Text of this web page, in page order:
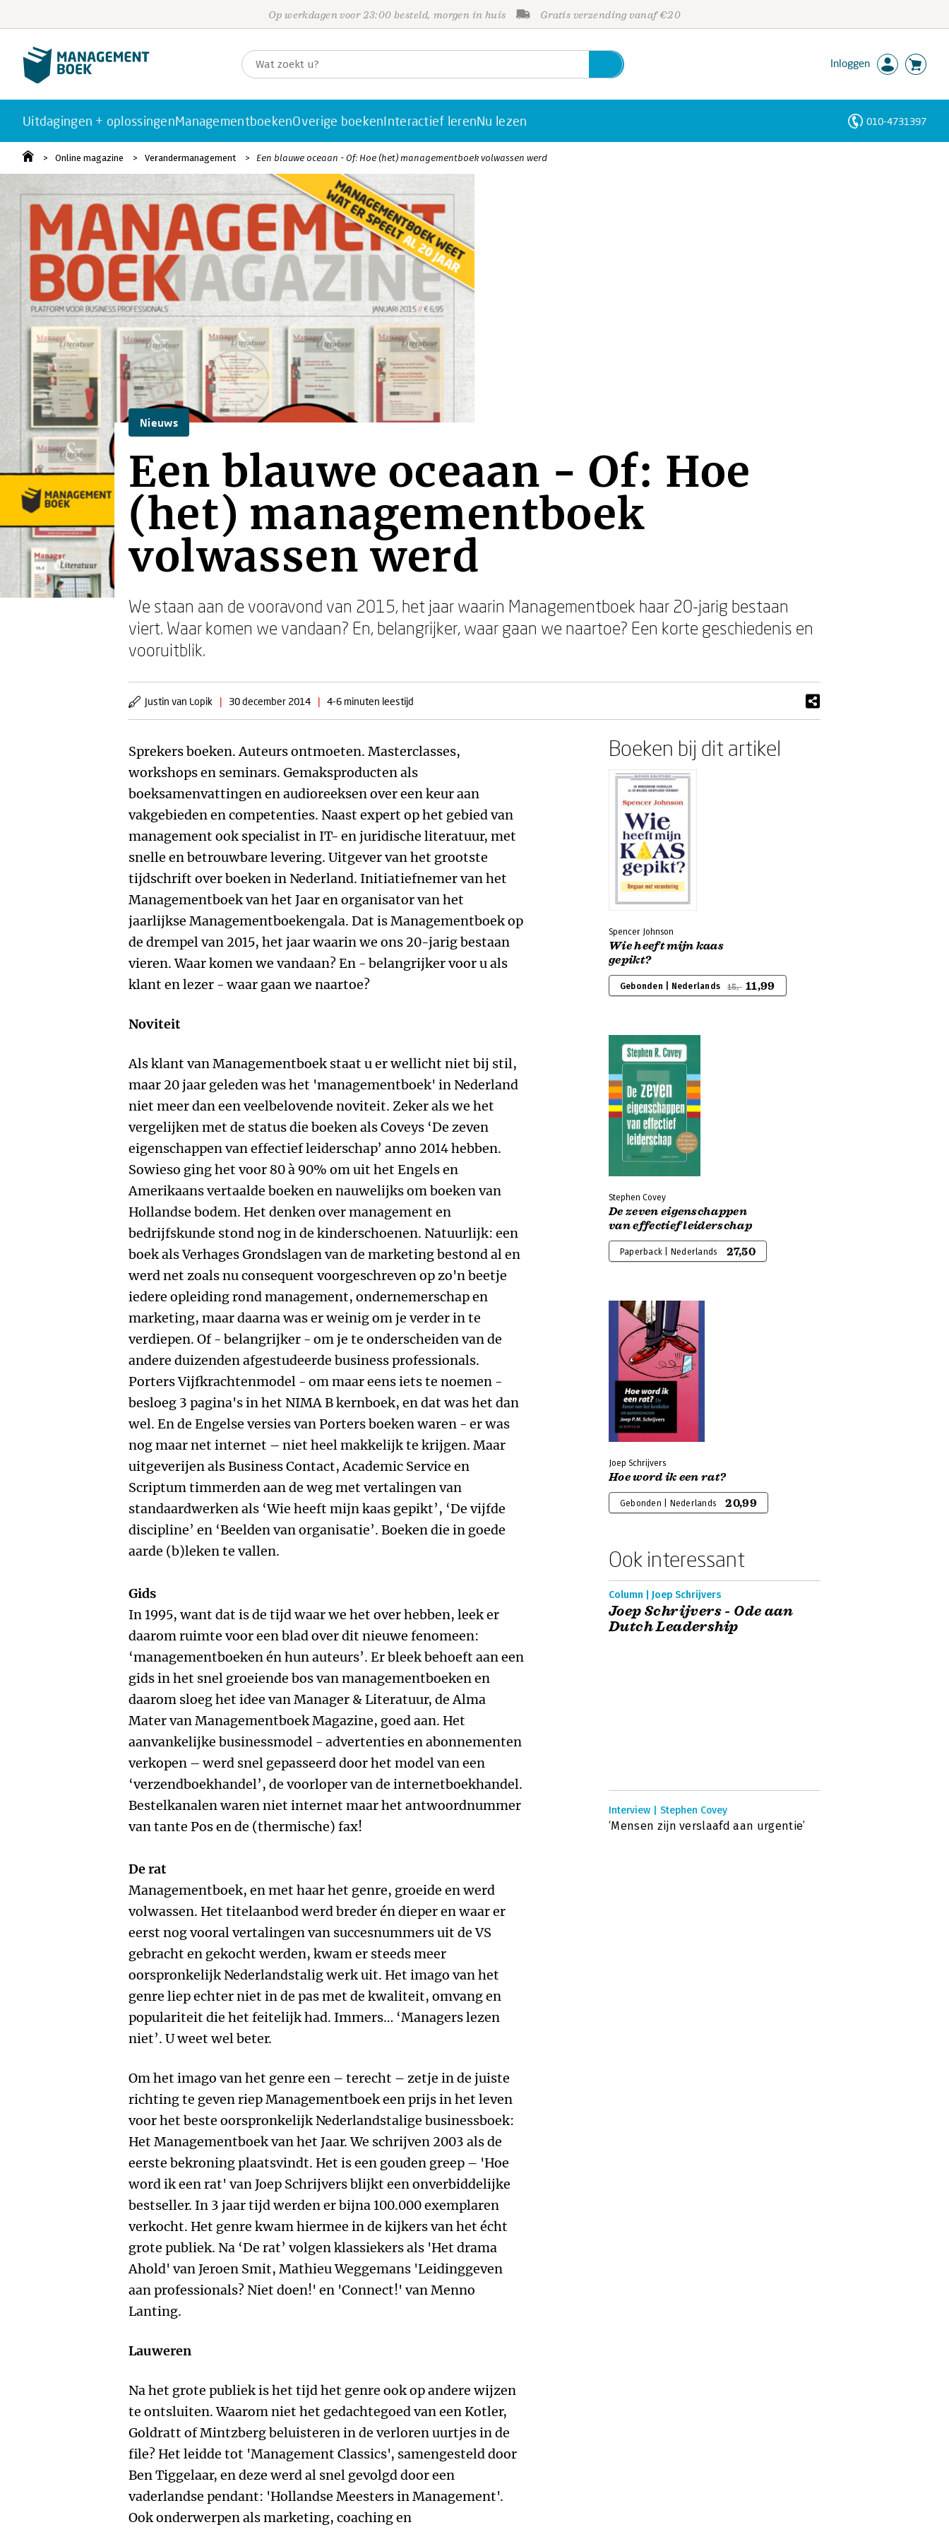
Op werkdagen voor 23:00 besteld, morgen in huis Gratis verzending vanaf €20
Inloggen
Uitdagingen + oplossingenManagementboekenOverige boekenInteractief lerenNu lezen 010-4731397
Online magazine Verandermanagement Een blauwe oceaan - Of: Hoe (het) managementboek volwassen werd
Nieuws
Een blauwe oceaan - Of: Hoe
(het) managementboek
volwassen werd
We staan aan de vooravond van 2015, het jaar waarin Managementboek haar 20-jarig bestaan
viert. Waar komen we vandaan? En, belangrijker, waar gaan we naartoe? Een korte geschiedenis en
vooruitblik.
Justin van Lopik | 30 december 2014 | 4-6 minuten leestijd
Sprekers boeken. Auteurs ontmoeten. Masterclasses,
workshops en seminars. Gemaksproducten als
boeksamenvattingen en audioreeksen over een keur aan
vakgebieden en competenties. Naast expert op het gebied van
management ook specialist in IT- en juridische literatuur, met
snelle en betrouwbare levering. Uitgever van het grootste
tijdschrift over boeken in Nederland. Initiatiefnemer van het
Managementboek van het Jaar en organisator van het
jaarlijkse Managementboekengala. Dat is Managementboek op
de drempel van 2015, het jaar waarin we ons 20-jarig bestaan
vieren. Waar komen we vandaan? En - belangrijker voor u als
klant en lezer - waar gaan we naartoe?
Noviteit
Als klant van Managementboek staat u er wellicht niet bij stil,
maar 20 jaar geleden was het 'managementboek' in Nederland
niet meer dan een veelbelovende noviteit. Zeker als we het
vergelijken met de status die boeken als Coveys ‘De zeven
eigenschappen van effectief leiderschap’ anno 2014 hebben.
Sowieso ging het voor 80 à 90% om uit het Engels en
Amerikaans vertaalde boeken en nauwelijks om boeken van
Hollandse bodem. Het denken over management en
bedrijfskunde stond nog in de kinderschoenen. Natuurlijk: een
boek als Verhages Grondslagen van de marketing bestond al en
werd net zoals nu consequent voorgeschreven op zo'n beetje
iedere opleiding rond management, ondernemerschap en
marketing, maar daarna was er weinig om je verder in te
verdiepen. Of - belangrijker - om je te onderscheiden van de
andere duizenden afgestudeerde business professionals.
Porters Vijfkrachtenmodel - om maar eens iets te noemen -
besloeg 3 pagina's in het NIMA B kernboek, en dat was het dan
wel. En de Engelse versies van Porters boeken waren - er was
nog maar net internet – niet heel makkelijk te krijgen. Maar
uitgeverijen als Business Contact, Academic Service en
Scriptum timmerden aan de weg met vertalingen van
standaardwerken als ‘Wie heeft mijn kaas gepikt’, ‘De vijfde
discipline’ en ‘Beelden van organisatie’. Boeken die in goede
aarde (b)leken te vallen.
Gids
In 1995, want dat is de tijd waar we het over hebben, leek er
daarom ruimte voor een blad over dit nieuwe fenomeen:
‘managementboeken én hun auteurs’. Er bleek behoeft aan een
gids in het snel groeiende bos van managementboeken en
daarom sloeg het idee van Manager & Literatuur, de Alma
Mater van Managementboek Magazine, goed aan. Het
aanvankelijke businessmodel - advertenties en abonnementen
verkopen – werd snel gepasseerd door het model van een
‘verzendboekhandel’, de voorloper van de internetboekhandel.
Bestelkanalen waren niet internet maar het antwoordnummer
van tante Pos en de (thermische) fax!
De rat
Managementboek, en met haar het genre, groeide en werd
volwassen. Het titelaanbod werd breder én dieper en waar er
eerst nog vooral vertalingen van succesnummers uit de VS
gebracht en gekocht werden, kwam er steeds meer
oorspronkelijk Nederlandstalig werk uit. Het imago van het
genre liep echter niet in de pas met de kwaliteit, omvang en
populariteit die het feitelijk had. Immers… ‘Managers lezen
niet’. U weet wel beter.
Om het imago van het genre een – terecht – zetje in de juiste
richting te geven riep Managementboek een prijs in het leven
voor het beste oorspronkelijk Nederlandstalige businessboek:
Het Managementboek van het Jaar. We schrijven 2003 als de
eerste bekroning plaatsvindt. Het is een gouden greep – 'Hoe
word ik een rat' van Joep Schrijvers blijkt een onverbiddelijke
bestseller. In 3 jaar tijd werden er bijna 100.000 exemplaren
verkocht. Het genre kwam hiermee in de kijkers van het écht
grote publiek. Na ‘De rat’ volgen klassiekers als 'Het drama
Ahold' van Jeroen Smit, Mathieu Weggemans 'Leidinggeven
aan professionals? Niet doen!' en 'Connect!' van Menno
Lanting.
Lauweren
Na het grote publiek is het tijd het genre ook op andere wijzen
te ontsluiten. Waarom niet het gedachtegoed van een Kotler,
Goldratt of Mintzberg beluisteren in de verloren uurtjes in de
file? Het leidde tot 'Management Classics', samengesteld door
Ben Tiggelaar, en deze werd al snel gevolgd door een
vaderlandse pendant: 'Hollandse Meesters in Management'.
Ook onderwerpen als marketing, coaching en
Boeken bij dit artikel
Spencer Johnson
Wie heeft mijn kaas
gepikt?
Gebonden | Nederlands 15,- 11,99
Stephen Covey
De zeven eigenschappen
van effectief leiderschap
Paperback | Nederlands 27,50
Joep Schrijvers
Hoe word ik een rat?
Gebonden | Nederlands 20,99
Ook interessant
Column | Joep Schrijvers
Joep Schrijvers - Ode aan
Dutch Leadership
Interview | Stephen Covey
‘Mensen zijn verslaafd aan urgentie’
Personen